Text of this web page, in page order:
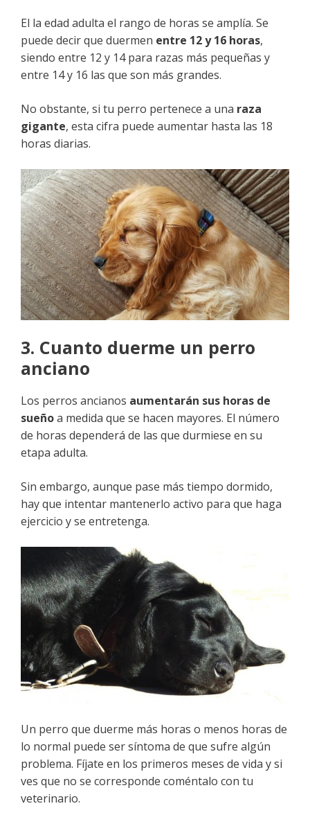
El la edad adulta el rango de horas se amplía. Se
puede decir que duermen entre 12 y 16 horas,
siendo entre 12 y 14 para razas más pequeñas y
entre 14 y 16 las que son más grandes.
No obstante, si tu perro pertenece a una raza
gigante, esta cifra puede aumentar hasta las 18
horas diarias.
3. Cuanto duerme un perro
anciano
Los perros ancianos aumentarán sus horas de
sueñoa medida que se hacen mayores. El número
de horas dependerá de las que durmiese en su
etapa adulta.
Sin embargo, aunque pase más tiempo dormido,
hay que intentar mantenerlo activo para que haga
ejercicio y se entretenga.
Un perro que duerme más horas o menos horas de
lo normal puede ser síntoma de que sufre algún
problema. Fíjate en los primeros meses de vida y si
ves que no se corresponde coméntalo con tu
veterinario.